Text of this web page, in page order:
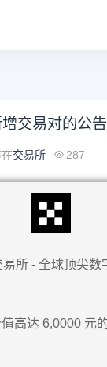
交易对的公
交易所 287
所 - 全球顶尖数
高达 6,0000 元